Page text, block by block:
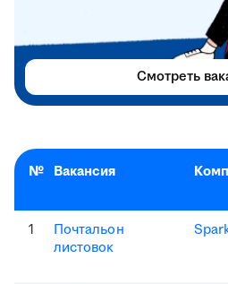
№ Вакансия
1
Почтальон
листовок
Смотреть